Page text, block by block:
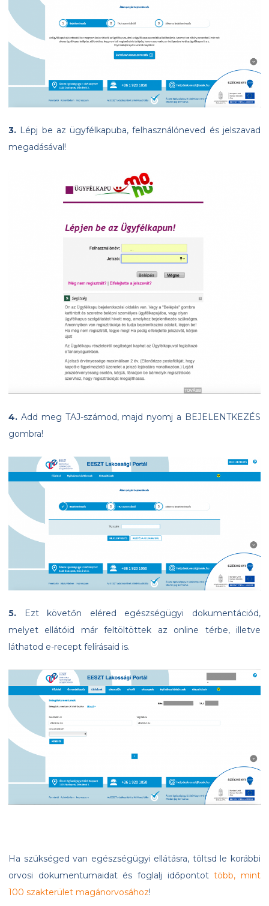
3. Lépj be az ügyfélkapuba, felhasználóneved és jelszavad
megadásával!
4. Add meg TAJ-számod, majd nyomj a BEJELENTKEZÉS
gombra!
5.
Ezt követőn eléred egészségügyi dokumentációd,
melyet ellátóid már feltöltöttek az online térbe, illetve
láthatod e-recept felírásaid is.
Ha szükséged van egészségügyi ellátásra, töltsd le korábbi
orvosi dokumentumaidat és foglalj időpontottöbb, mint
100 szakterület magánorvosához!